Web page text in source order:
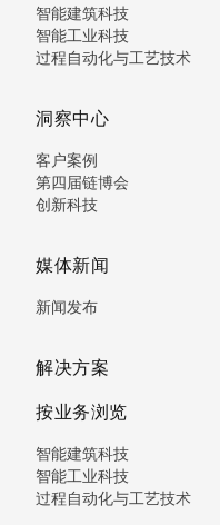
智能建筑科技
智能工业科技
过程自动化与工艺技术
洞察中心
客户案例
第四届链博会
创新科技
媒体新闻
新闻发布
解决方案
按业务浏览
智能建筑科技
智能工业科技
过程自动化与工艺技术